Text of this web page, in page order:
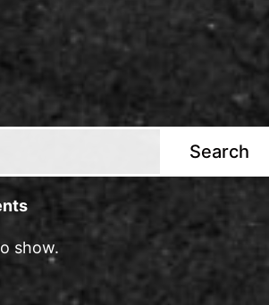
Search
show.